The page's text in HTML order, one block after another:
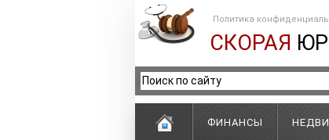
Политика
СКОРАЯ
ФИНАНСЫ